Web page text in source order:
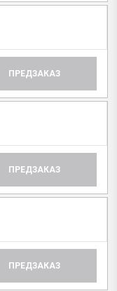
ПРЕДЗАКАЗ
ПРЕДЗАКАЗ
ПРЕДЗАКАЗ